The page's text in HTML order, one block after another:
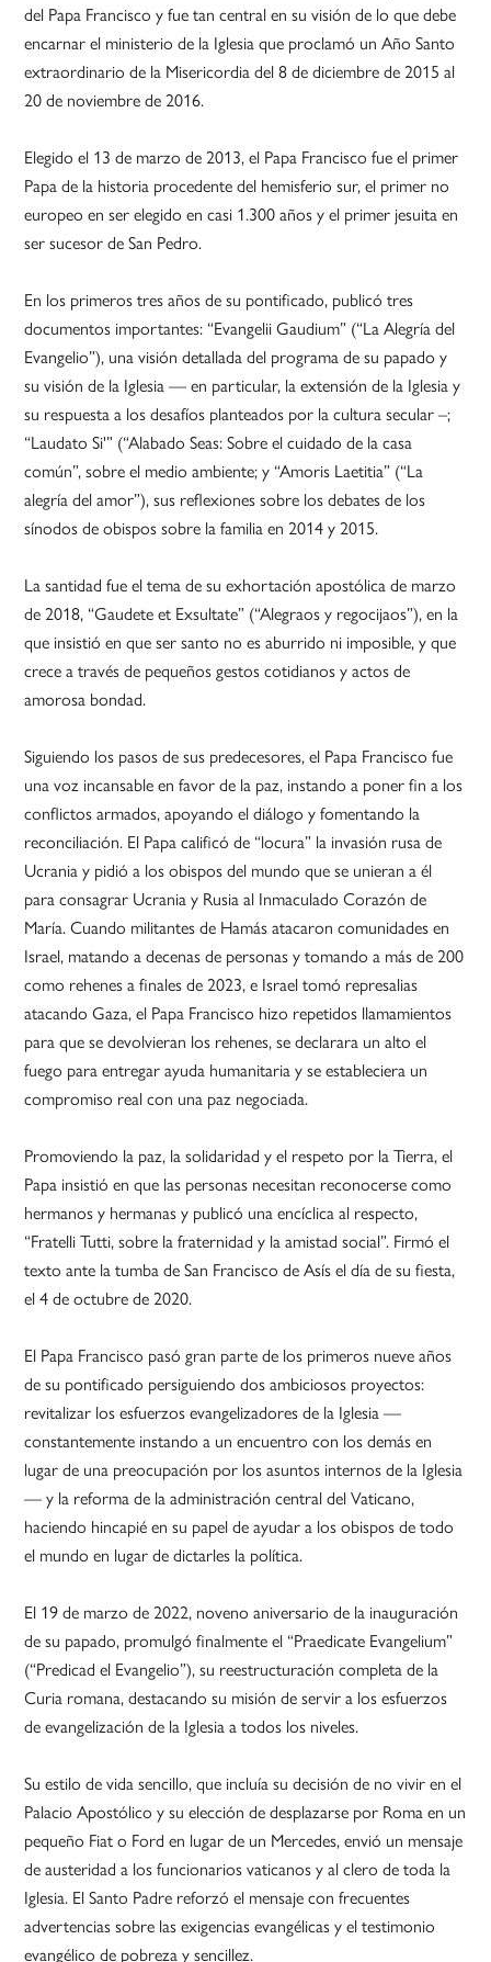
del Papa Francisco y fue tan central en su visión de lo que debe
encarnar el ministerio de la Iglesia que proclamó un Año Santo
extraordinario de la Misericordia del 8 de diciembre de 2015 al
20 de noviembre de 2016.
Elegido el 13 de marzo de 2013, el Papa Francisco fue el primer
Papa de la historia procedente del hemisferio sur, el primer no
europeo en ser elegido en casi 1.300 años y el primer jesuita en
ser sucesor de San Pedro.
En los primeros tres años de su pontificado, publicó tres
documentos importantes: “Evangelii Gaudium” (“La Alegría del
Evangelio”), una visión detallada del programa de su papado y
su visión de la Iglesia — en particular, la extensión de la Iglesia y
su respuesta a los desafíos planteados por la cultura secular –;
“Laudato Si'” (“Alabado Seas: Sobre el cuidado de la casa
común”, sobre el medio ambiente; y “Amoris Laetitia” (“La
alegría del amor”), sus reflexiones sobre los debates de los
sínodos de obispos sobre la familia en 2014 y 2015.
La santidad fue el tema de su exhortación apostólica de marzo
de 2018, “Gaudete et Exsultate” (“Alegraos y regocijaos”), en la
que insistió en que ser santo no es aburrido ni imposible, y que
crece a través de pequeños gestos cotidianos y actos de
amorosa bondad.
Siguiendo los pasos de sus predecesores, el Papa Francisco fue
una voz incansable en favor de la paz, instando a poner fin a los
conflictos armados, apoyando el diálogo y fomentando la
reconciliación. El Papa calificó de “locura” la invasión rusa de
Ucrania y pidió a los obispos del mundo que se unieran a él
para consagrar Ucrania y Rusia al Inmaculado Corazón de
María. Cuando militantes de Hamás atacaron comunidades en
Israel, matando a decenas de personas y tomando a más de 200
como rehenes a finales de 2023, e Israel tomó represalias
atacando Gaza, el Papa Francisco hizo repetidos llamamientos
para que se devolvieran los rehenes, se declarara un alto el
fuego para entregar ayuda humanitaria y se estableciera un
compromiso real con una paz negociada.
Promoviendo la paz, la solidaridad y el respeto por la Tierra, el
Papa insistió en que las personas necesitan reconocerse como
hermanos y hermanas y publicó una encíclica al respecto,
“Fratelli Tutti, sobre la fraternidad y la amistad social”. Firmó el
texto ante la tumba de San Francisco de Asís el día de su fiesta,
el 4 de octubre de 2020.
El Papa Francisco pasó gran parte de los primeros nueve años
de su pontificado persiguiendo dos ambiciosos proyectos:
revitalizar los esfuerzos evangelizadores de la Iglesia —
constantemente instando a un encuentro con los demás en
lugar de una preocupación por los asuntos internos de la Iglesia
— y la reforma de la administración central del Vaticano,
haciendo hincapié en su papel de ayudar a los obispos de todo
el mundo en lugar de dictarles la política.
El 19 de marzo de 2022, noveno aniversario de la inauguración
de su papado, promulgó finalmente el “Praedicate Evangelium”
(“Predicad el Evangelio”), su reestructuración completa de la
Curia romana, destacando su misión de servir a los esfuerzos
de evangelización de la Iglesia a todos los niveles.
Su estilo de vida sencillo, que incluía su decisión de no vivir en el
Palacio Apostólico y su elección de desplazarse por Roma en un
pequeño Fiat o Ford en lugar de un Mercedes, envió un mensaje
de austeridad a los funcionarios vaticanos y al clero de toda la
Iglesia. El Santo Padre reforzó el mensaje con frecuentes
advertencias sobre las exigencias evangélicas y el testimonio
evangélico de pobreza y sencillez.